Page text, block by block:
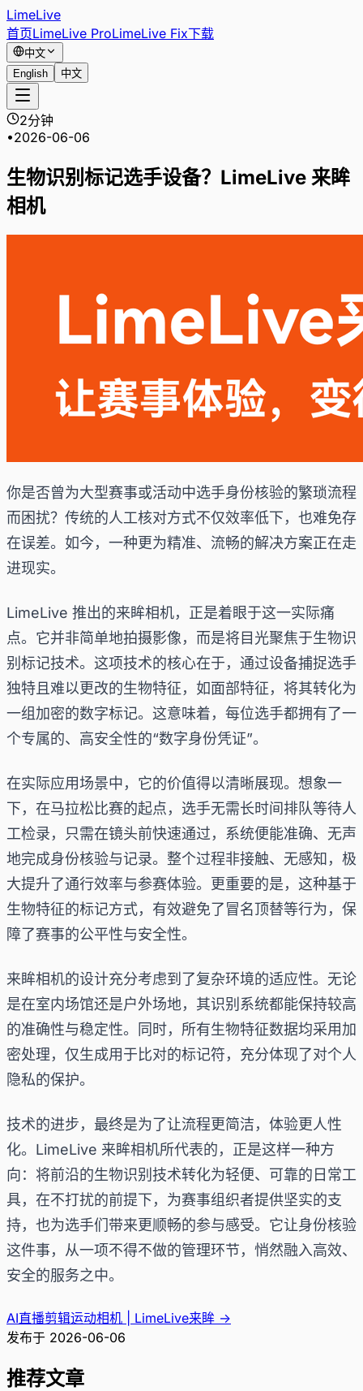
LimeLive
首页LimeLive ProLimeLive Fix下载
中文
English
中文
2分钟
•2026-06-06
生物识别标记选手设备？LimeLive 来眸
相机
你是否曾为大型赛事或活动中选手身份核验的繁琐流程
而困扰？传统的人工核对方式不仅效率低下，也难免存
在误差。如今，一种更为精准、流畅的解决方案正在走
进现实。
LimeLive 推出的来眸相机，正是着眼于这一实际痛
点。它并非简单地拍摄影像，而是将目光聚焦于生物识
别标记技术。这项技术的核心在于，通过设备捕捉选手
独特且难以更改的生物特征，如面部特征，将其转化为
一组加密的数字标记。这意味着，每位选手都拥有了一
个专属的、高安全性的“数字身份凭证”。
在实际应用场景中，它的价值得以清晰展现。想象一
下，在马拉松比赛的起点，选手无需长时间排队等待人
工检录，只需在镜头前快速通过，系统便能准确、无声
地完成身份核验与记录。整个过程非接触、无感知，极
大提升了通行效率与参赛体验。更重要的是，这种基于
生物特征的标记方式，有效避免了冒名顶替等行为，保
障了赛事的公平性与安全性。
来眸相机的设计充分考虑到了复杂环境的适应性。无论
是在室内场馆还是户外场地，其识别系统都能保持较高
的准确性与稳定性。同时，所有生物特征数据均采用加
密处理，仅生成用于比对的标记符，充分体现了对个人
隐私的保护。
技术的进步，最终是为了让流程更简洁，体验更人性
化。LimeLive 来眸相机所代表的，正是这样一种方
向：将前沿的生物识别技术转化为轻便、可靠的日常工
具，在不打扰的前提下，为赛事组织者提供坚实的支
持，也为选手们带来更顺畅的参与感受。它让身份核验
这件事，从一项不得不做的管理环节，悄然融入高效、
安全的服务之中。
AI直播剪辑运动相机 | LimeLive来眸 →
发布于 2026-06-06
推荐文章